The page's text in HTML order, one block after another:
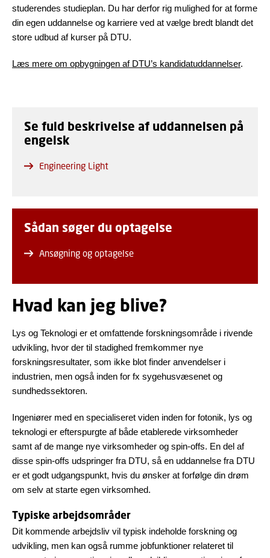
studerendes studieplan. Du har derfor rig mulighed for at forme
din egen uddannelse og karriere ved at vælge bredt blandt det
store udbud af kurser på DTU.
Læs mere om opbygningen af DTU’s kandidatuddannelser.
Se fuld beskrivelse af uddannelsen på
engelsk
Engineering Light
Sådan søger du optagelse
Ansøgning og optagelse
Hvad kan jeg blive?
Lys og Teknologi er et omfattende forskningsområde i rivende
udvikling, hvor der til stadighed fremkommer nye
forskningsresultater, som ikke blot finder anvendelser i
industrien, men også inden for fx sygehusvæsenet og
sundhedssektoren.
Ingeniører med en specialiseret viden inden for fotonik, lys og
teknologi er efterspurgte af både etablerede virksomheder
samt af de mange nye virksomheder og spin-offs. En del af
disse spin-offs udspringer fra DTU, så en uddannelse fra DTU
er et godt udgangspunkt, hvis du ønsker at forfølge din drøm
om selv at starte egen virksomhed.
Typiske arbejdsområder
Dit kommende arbejdsliv vil typisk indeholde forskning og
udvikling, men kan også rumme jobfunktioner relateret til